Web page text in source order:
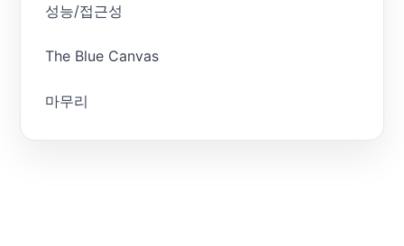
성능/접근성
The Blue Canvas
마무리